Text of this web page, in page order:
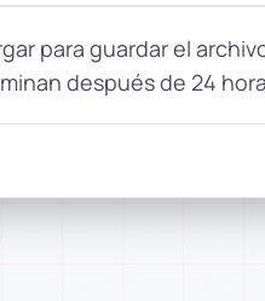
para guardar el
después de 24